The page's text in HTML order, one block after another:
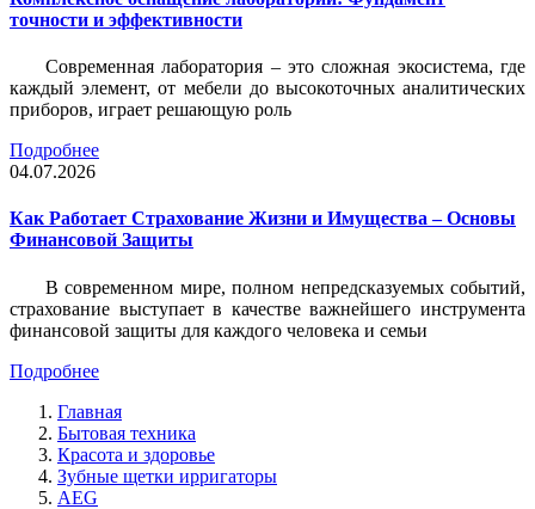
точности и эффективности
Современная лаборатория – это сложная экосистема, где
каждый элемент, от мебели до высокоточных аналитических
приборов, играет решающую роль
Подробнее
04.07.2026
Как Работает Страхование Жизни и Имущества – Основы
Финансовой Защиты
В современном мире, полном непредсказуемых событий,
страхование выступает в качестве важнейшего инструмента
финансовой защиты для каждого человека и семьи
Подробнее
Главная
Бытовая техника
Красота и здоровье
Зубные щетки ирригаторы
AEG